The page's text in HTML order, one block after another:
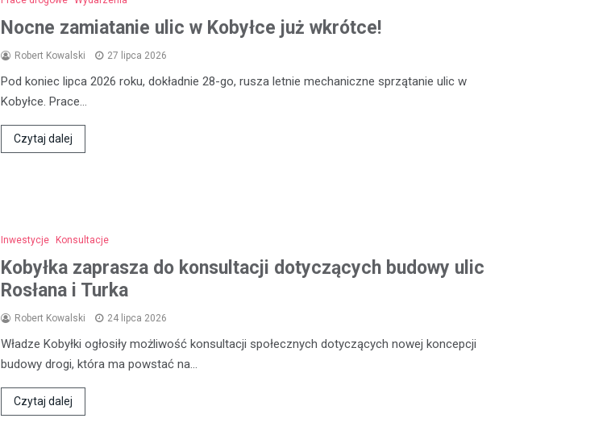
Nocne zamiatanie ulic w Kobyłce już wkrótce!
Robert Kowalski 27 lipca 2026
Pod koniec lipca 2026 roku, dokładnie 28-go, rusza letnie mechaniczne sprzątanie ulic w
Kobyłce. Prace…
Czytaj dalej
Inwestycje Konsultacje
Kobyłka zaprasza do konsultacji dotyczących budowy ulic
Rosłana i Turka
Robert Kowalski 24 lipca 2026
Władze Kobyłki ogłosiły możliwość konsultacji społecznych dotyczących nowej koncepcji
budowy drogi, która ma powstać na…
Czytaj dalej